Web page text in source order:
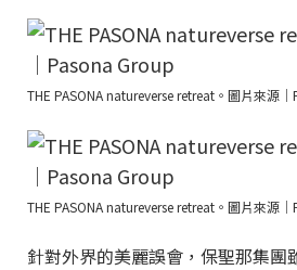
THE PASONA natureverse retreat。圖片來源
THE PASONA natureverse retreat。圖片來源
針對外界的美麗誤會，保聖那集團